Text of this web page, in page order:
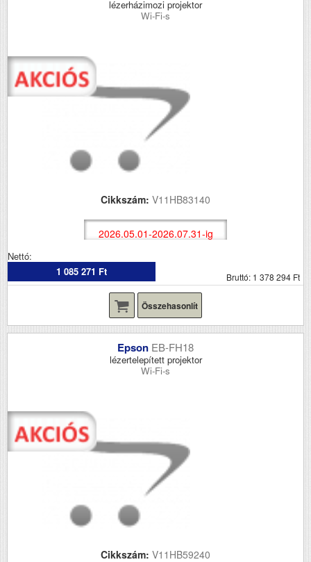
lézerházimozi projektor
Wi-Fi-s
Cikkszám: V11HB83140
2026.05.01-2026.07.31-ig
Nettó:
1 085 271 Ft
Bruttó: 1 378 294 Ft
Összehasonlít
Epson EB-FH18
lézertelepített projektor
Wi-Fi-s
Cikkszám: V11HB59240